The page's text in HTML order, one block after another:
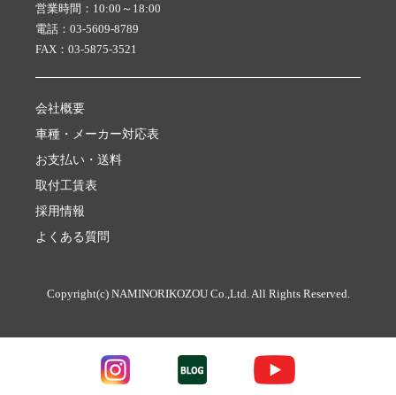
営業時間：10:00～18:00
電話：03-5609-8789
FAX：03-5875-3521
会社概要
車種・メーカー対応表
お支払い・送料
取付工賃表
採用情報
よくある質問
Copyright(c) NAMINORIKOZOU Co.,Ltd. All Rights Reserved.